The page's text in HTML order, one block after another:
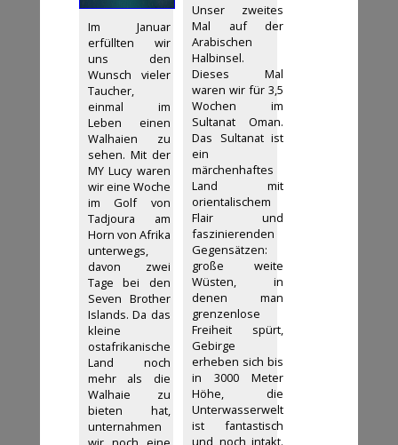
Im Januar
erfüllten wir
uns den
Wunsch vieler
Taucher,
einmal im
Leben einen
Walhaien zu
sehen. Mit der
MY Lucy waren
wir eine Woche
im Golf von
Tadjoura am
Horn von Afrika
unterwegs,
davon zwei
Tage bei den
Seven Brother
Islands. Da das
kleine
ostafrikanische
Land noch
mehr als die
Walhaie zu
bieten hat,
unternahmen
Unser zweites
Mal auf der
Arabischen
Halbinsel.
Dieses Mal
waren wir für 3,5
Wochen im
Sultanat Oman.
Das Sultanat ist
ein
märchenhaftes
Land mit
orientalischem
Flair und
faszinierenden
Gegensätzen:
große weite
Wüsten, in
denen man
grenzenlose
Freiheit spürt,
Gebirge
erheben sich bis
in 3000 Meter
Höhe, die
Unterwasserwelt
ist fantastisch
und noch intakt.